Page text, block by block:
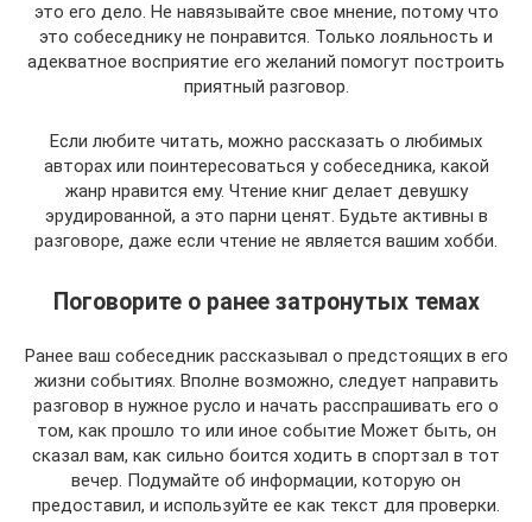
это его дело. Не навязывайте свое мнение, потому что
это собеседнику не понравится. Только лояльность и
адекватное восприятие его желаний помогут построить
приятный разговор.
Если любите читать, можно рассказать о любимых
авторах или поинтересоваться у собеседника, какой
жанр нравится ему. Чтение книг делает девушку
эрудированной, а это парни ценят. Будьте активны в
разговоре, даже если чтение не является вашим хобби.
Поговорите о ранее затронутых темах
Ранее ваш собеседник рассказывал о предстоящих в его
жизни событиях. Вполне возможно, следует направить
разговор в нужное русло и начать расспрашивать его о
том, как прошло то или иное событие Может быть, он
сказал вам, как сильно боится ходить в спортзал в тот
вечер. Подумайте об информации, которую он
предоставил, и используйте ее как текст для проверки.